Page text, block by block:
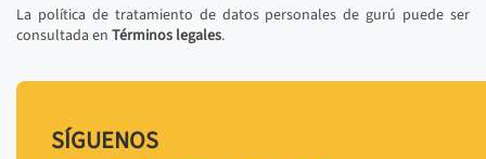
La política de tratamiento de datos personales de gurú puede ser
consultada en Términos legales.
SÍGUENOS